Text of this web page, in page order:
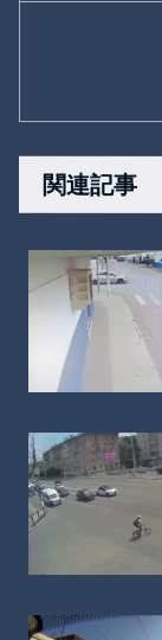
関連記事